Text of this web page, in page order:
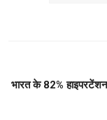
भारत के 82% हाइपरटेंशन